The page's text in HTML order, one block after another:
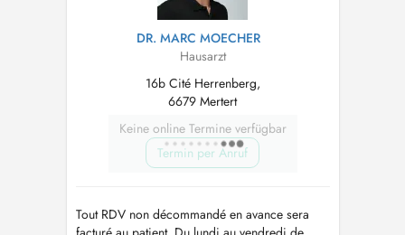
DR. MARC MOECHER
Hausarzt
16b Cité Herrenberg,
6679 Mertert
Keine online Termine verfügbar
Termin per Anruf
Tout RDV non décommandé en avance sera